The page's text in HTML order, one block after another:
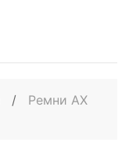
/
Ремни AX